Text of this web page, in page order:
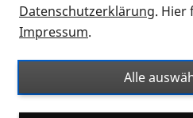
Auf dieser Seite finden Sie
Ort. Nutzen Sie den
nach Flyern und
suchen. Die meisten Flyer
Datenschutzerklärung. Hier
Impressum.
Alle